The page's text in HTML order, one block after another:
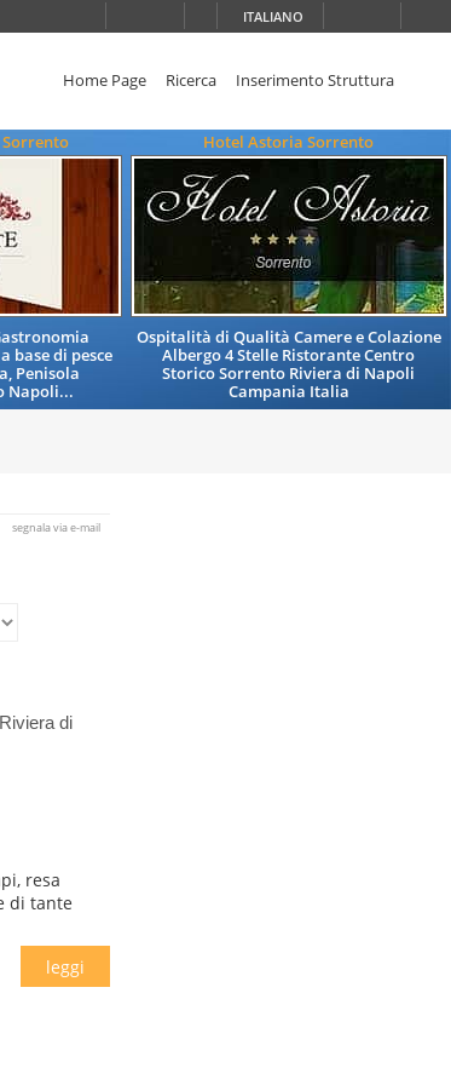
ITALIANO
Home Page Ricerca Inserimento Struttura
base di pesce
Penisola
Napoli...
Hotel Astoria Sorrento
Ospitalità di Qualità Camere e Colazione
Albergo 4 Stelle Ristorante Centro
Storico Sorrento Riviera di Napoli
Campania Italia
segnala via e-mail
di
resa
di tante
leggi